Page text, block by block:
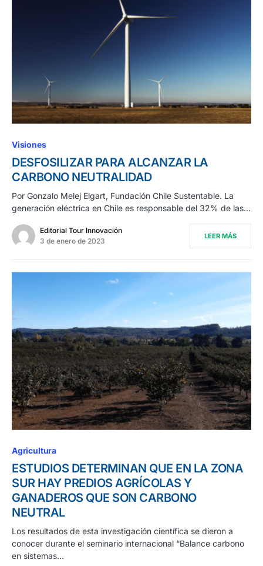
Visiones
DESFOSILIZAR PARA ALCANZAR LA
CARBONO NEUTRALIDAD
Por Gonzalo Melej Elgart, Fundación Chile Sustentable. La
generación eléctrica en Chile es responsable del 32% de las…
Editorial Tour Innovación
3 de enero de 2023
LEER MÁS
Agricultura
ESTUDIOS DETERMINAN QUE EN LA ZONA
SUR HAY PREDIOS AGRÍCOLAS Y
GANADEROS QUE SON CARBONO
NEUTRAL
Los resultados de esta investigación científica se dieron a
conocer durante el seminario internacional “Balance carbono
en sistemas…